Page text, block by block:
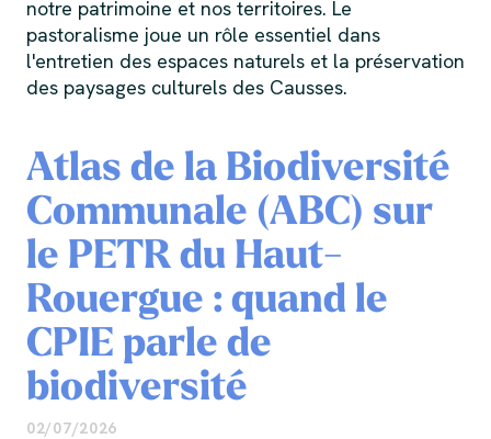
notre patrimoine et nos territoires. Le
pastoralisme joue un rôle essentiel dans
l'entretien des espaces naturels et la préservation
des paysages culturels des Causses.
Atlas de la Biodiversité
Communale (ABC) sur
le PETR du Haut-
Rouergue : quand le
CPIE parle de
biodiversité
02/07/2026